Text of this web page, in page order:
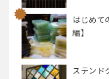
はじめて
編】
ステンド